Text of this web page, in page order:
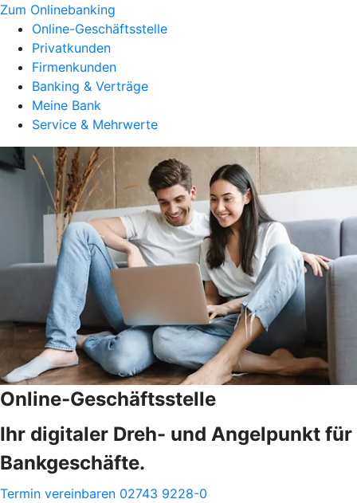
Zum Onlinebanking
Online-Geschäftsstelle
Privatkunden
Firmenkunden
Banking & Verträge
Meine Bank
Service & Mehrwerte
Online-Geschäftsstelle
Ihr digitaler Dreh- und Angelpunkt für
Bankgeschäfte.
Termin vereinbaren 02743 9228-0